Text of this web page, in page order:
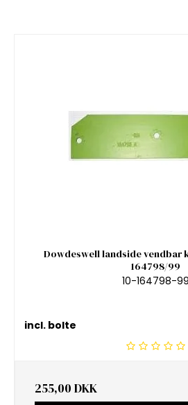
Dowdeswell landside vendbar
164798/99
10-164798-99
incl. bolte
255,00 DKK